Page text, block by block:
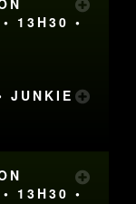
13H30 •
JUNKIE
13H30 •